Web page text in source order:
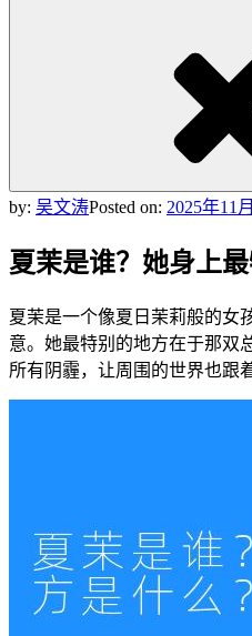
by: 吴文涛Posted on: 2025年11
夏茉是谁？她身上
夏茉是一个像夏日茉莉般的女
意。她最特别的地方在于那
所有阴霾，让周围的世界也跟